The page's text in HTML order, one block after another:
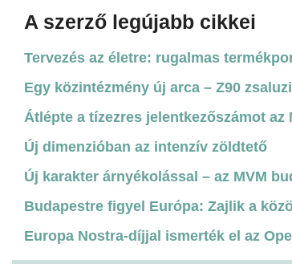
A szerző legújabb cikkei
Tervezés az életre: rugalmas
Egy közintézmény új arca – Z90
Átlépte a tízezres jelentkezőszámot
Új dimenzióban az intenzív zöldtető
Új karakter árnyékolással – az MVM
Budapestre figyel Európa: Zajlik a
Europa Nostra-díjjal ismerték el az